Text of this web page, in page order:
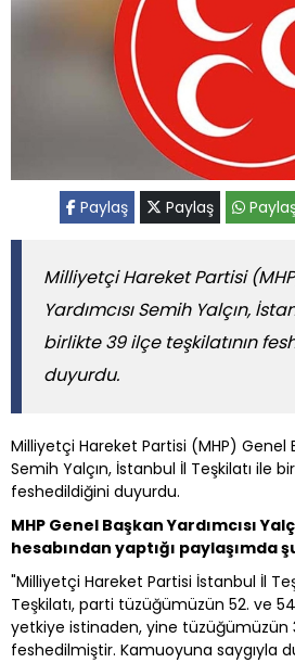
Paylaş Paylaş
Milliyetçi Hareket Partisi
Yardımcısı Semih Yalçın,
birlikte 39 ilçe teşkilatının
duyurdu.
Milliyetçi Hareket Partisi (MHP) Genel
Semih Yalçın, İstanbul İl Teşkilatı ile
feshedildiğini duyurdu.
MHP Genel Başkan Yardımcısı
hesabından yaptığı paylaşımda
"Milliyetçi Hareket Partisi İstanbul İl
Teşkilatı, parti tüzüğümüzün 52. ve
yetkiye istinaden, yine tüzüğümüzün
feshedilmiştir. Kamuoyuna saygıyla